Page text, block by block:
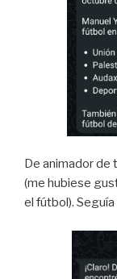
De animador de
(me hubiese
el fútbol).